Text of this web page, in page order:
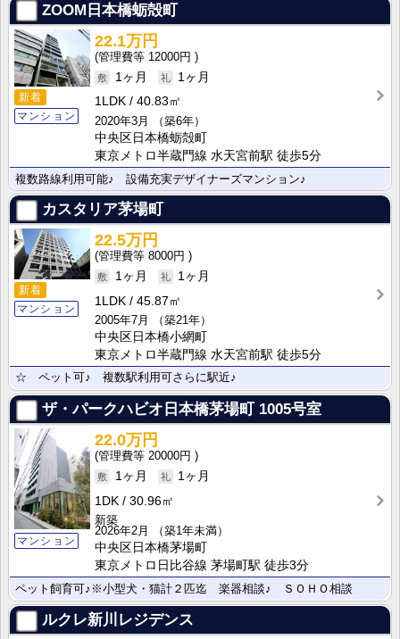
ZOOM日本橋蛎殻町
新着
マンション
22.1万円
12000円
1ヶ月
1ヶ月
1LDK
40.83㎡
2020年3月
（築6年）
中央区日本橋蛎殻町
東京メトロ半蔵門線 水天宮前駅 徒歩5分
複数路線利用可能♪ 設備充実デザイナーズマンション♪
カスタリア茅場町
新着
マンション
22.5万円
8000円
1ヶ月
1ヶ月
1LDK
45.87㎡
2005年7月
（築21年）
中央区日本橋小網町
東京メトロ半蔵門線 水天宮前駅 徒歩5分
☆ ペット可♪ 複数駅利用可さらに駅近♪
ザ・パークハビオ日本橋茅場町1005号室
マンション
22.0万円
20000円
1ヶ月
1ヶ月
1DK
30.96㎡
新築
2026年2月
（築1年未満）
中央区日本橋茅場町
東京メトロ日比谷線 茅場町駅 徒歩3分
ペット飼育可♪※小型犬・猫計２匹迄 楽器相談♪ ＳＯＨＯ相談
ルクレ新川レジデンス